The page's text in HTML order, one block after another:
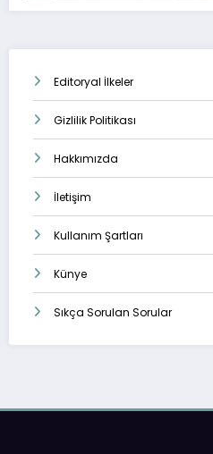
Editoryal İlkeler
Gizlilik Politikası
Hakkımızda
İletişim
Kullanım Şartları
Künye
Sıkça Sorulan Sorular